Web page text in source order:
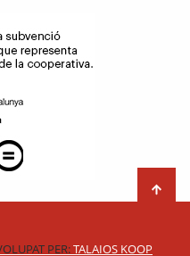
PER:TALAIOS KOOP